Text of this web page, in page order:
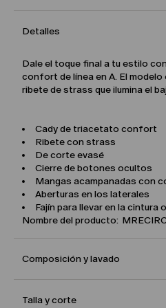
Detalles
Dale el toque final a tu estilo
confort de línea en A. El
ribete de strass que ilumina el
Cady de triacetato confort
Ribete con strass
De corte evasé
Cierre de botones ocultos
Mangas acampanadas con
Aberturas en los laterales
Fajín para llevar en la cintura
Nombre del producto:
Composición y lavado
Talla y corte